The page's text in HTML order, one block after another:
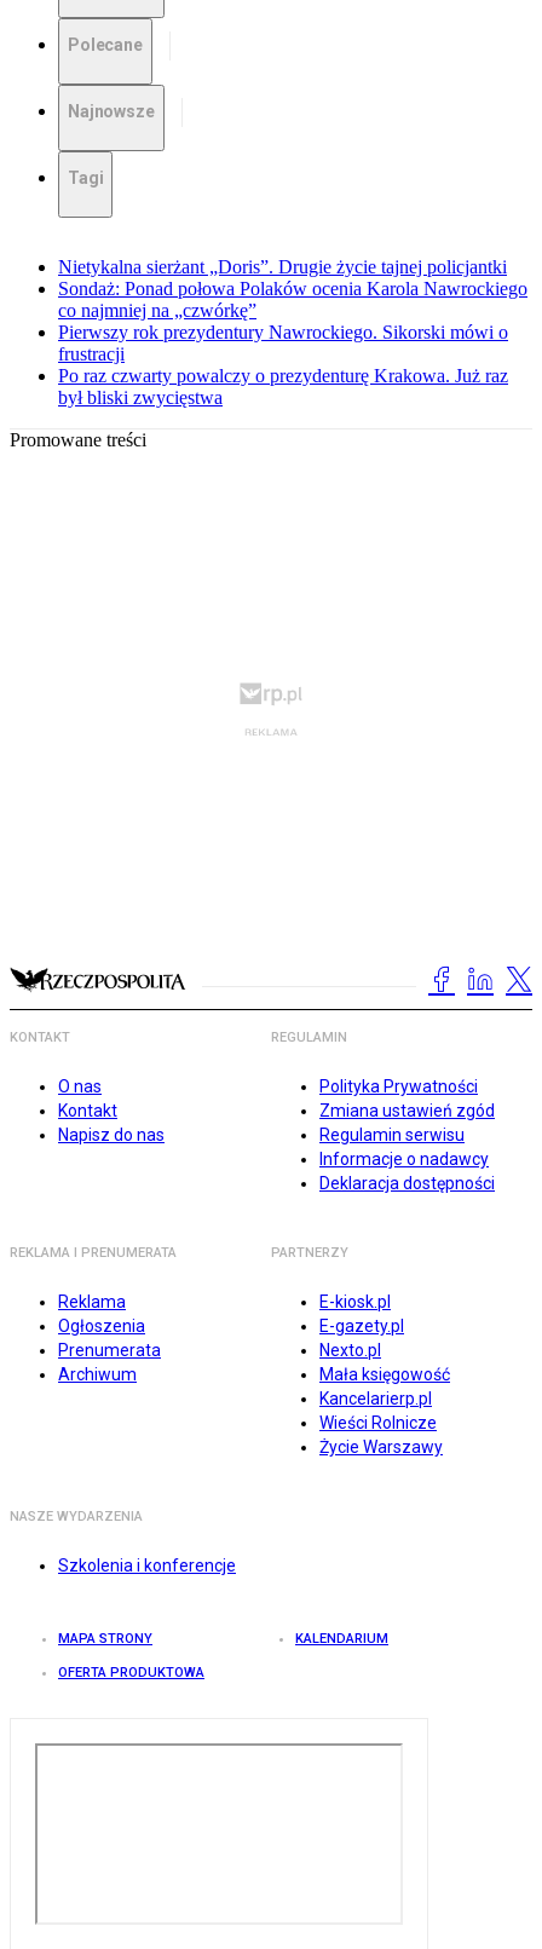
Polecane
Najnowsze
Tagi
Nietykalna sierżant „Doris”. Drugie życie tajnej policjantki
Sondaż: Ponad połowa Polaków ocenia Karola Nawrockiego
co najmniej na „czwórkę”
Pierwszy rok prezydentury Nawrockiego. Sikorski mówi o
frustracji
Po raz czwarty powalczy o prezydenturę Krakowa. Już raz
był bliski zwycięstwa
Promowane treści
KONTAKT
O nas
Kontakt
Napisz do nas
REGULAMIN
Polityka Prywatności
Zmiana ustawień zgód
Regulamin serwisu
Informacje o nadawcy
Deklaracja dostępności
REKLAMA I PRENUMERATA
Reklama
Ogłoszenia
Prenumerata
Archiwum
PARTNERZY
E-kiosk.pl
E-gazety.pl
Nexto.pl
Mała księgowość
Kancelarierp.pl
Wieści Rolnicze
Życie Warszawy
NASZE WYDARZENIA
Szkolenia i konferencje
MAPA STRONY KALENDARIUM
OFERTA PRODUKTOWA